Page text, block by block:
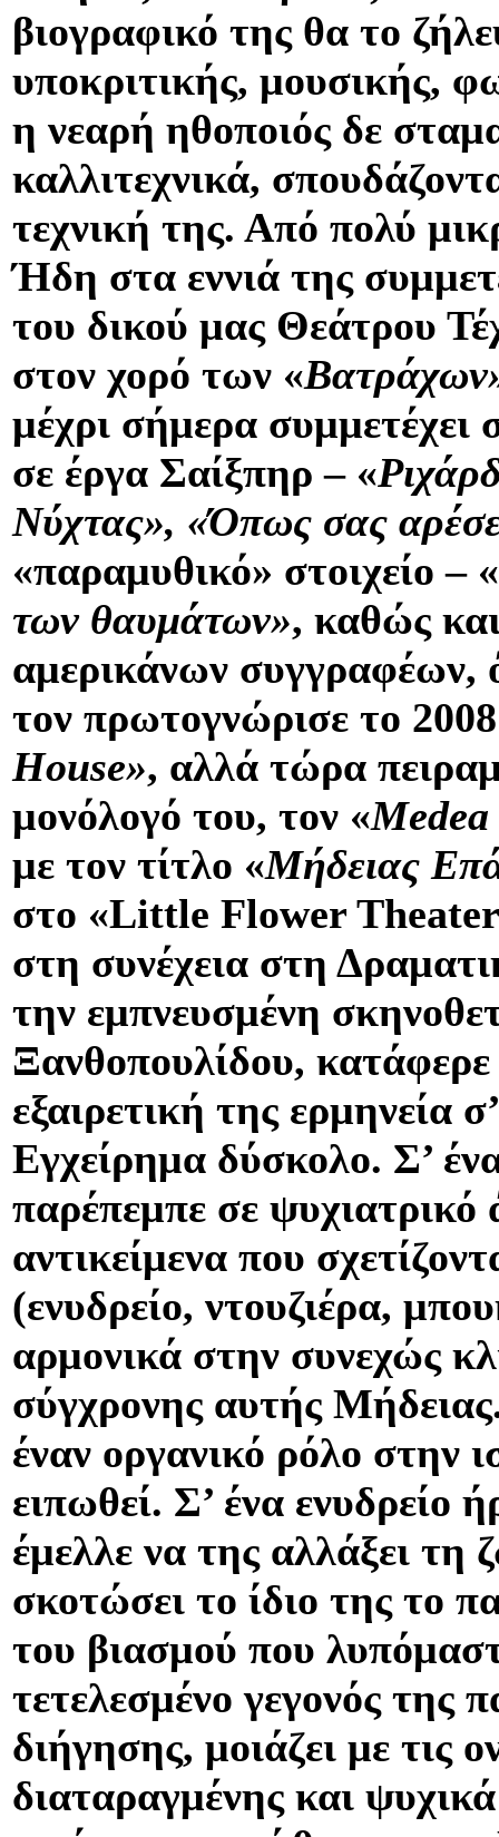
βιογραφικό της θα το
υποκριτικής, μουσικής,
η νεαρή ηθοποιός δε
καλλιτεχνικά,
τεχνική της. Από πολύ
Ήδη στα εννιά της
του δικού μας Θεάτρου
στον χορό των «
μέχρι σήμερα
σε έργα Σαίξπηρ – «
Νύχτας», «Όπως σας
«παραμυθικό» στοιχείο – «
των θαυμάτων», καθώς
αμερικάνων
τον πρωτογνώρισε το
House», αλλά τώρα
μονόλογό του, τον «Medea
με τον τίτλο «Μήδειας
στο «Little Flower Theater
στη συνέχεια στη
την εμπνευσμένη
Ξανθοπουλίδου,
εξαιρετική της ερμηνεία
Εγχείρημα δύσκολο. Σ’
παρέπεμπε σε
αντικείμενα που
(ενυδρείο, ντουζιέρα,
αρμονικά στην συνεχώς
σύγχρονης αυτής
έναν οργανικό ρόλο στην
ειπωθεί. Σ’ ένα ενυδρείο
έμελλε να της αλλάξει
σκοτώσει το ίδιο της το
του βιασμού που
τετελεσμένο γεγονός της
διήγησης, μοιάζει με τις
διαταραγμένης και